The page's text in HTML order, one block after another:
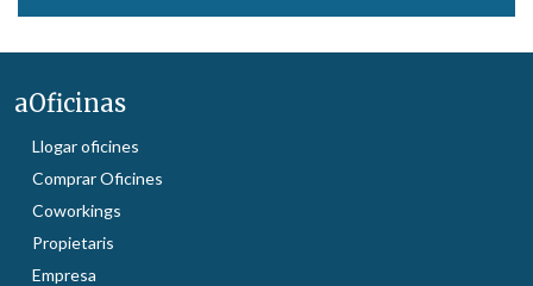
aOficinas
Llogar oficines
Comprar Oficines
Coworkings
Propietaris
Empresa